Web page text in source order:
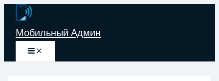
Перейти
содержимому
Мобильный Админ